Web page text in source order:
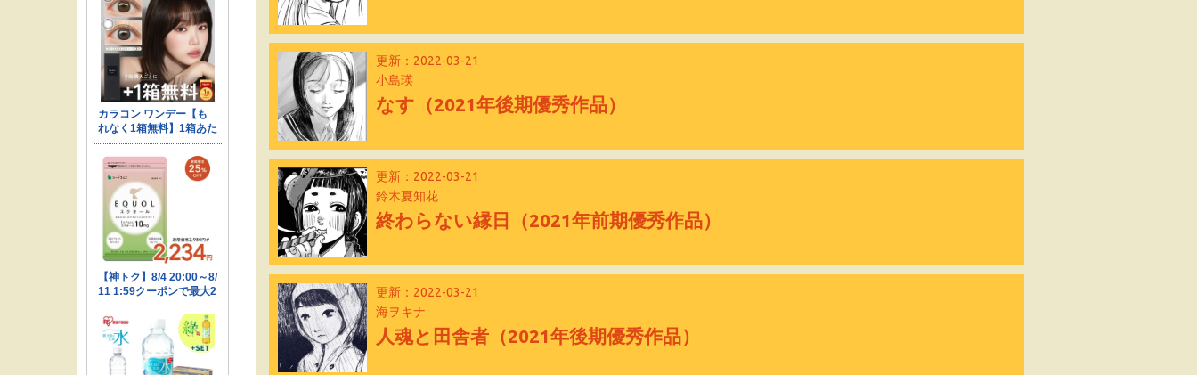
更新：2022-03-21
小島瑛
なす（2021年後期優秀作品）
更新：2022-03-21
鈴木夏知花
終わらない縁日（2021年前期優秀作品）
更新：2022-03-21
海ヲキナ
人魂と田舎者（2021年後期優秀作品）